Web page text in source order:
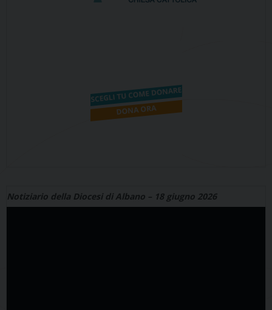
Notiziario della Diocesi di Albano – 18 giugno 2026